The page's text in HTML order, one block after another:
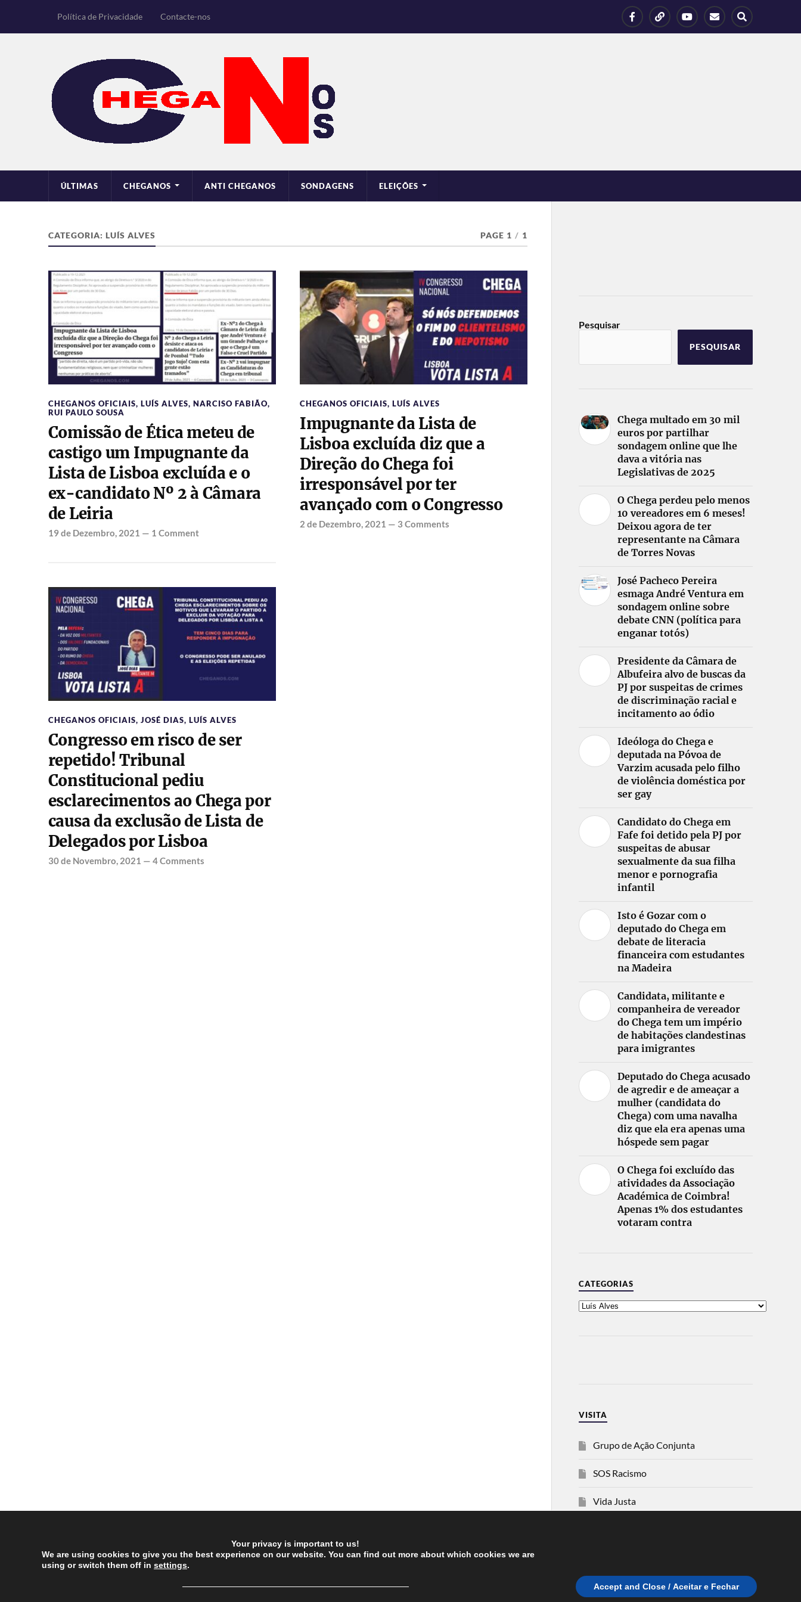
Política de Privacidade Contacte-nos
ÚLTIMAS CHEGANOS ANTI CHEGANOS SONDAGENS ELEIÇÕES
CATEGORIA: LUÍS ALVES PAGE 1 / 1
CHEGANOS OFICIAIS, LUÍS ALVES, NARCISO FABIÃO,
RUI PAULO SOUSA
Comissão de Ética meteu de
castigo um Impugnante da
Lista de Lisboa excluída e o
ex-candidato Nº 2 à Câmara
de Leiria
19 de Dezembro, 2021 — 1 Comment
CHEGANOS OFICIAIS, LUÍS ALVES
Impugnante da Lista de
Lisboa excluída diz que a
Direção do Chega foi
irresponsável por ter
avançado com o Congresso
2 de Dezembro, 2021 — 3 Comments
CHEGANOS OFICIAIS, JOSÉ DIAS, LUÍS ALVES
Congresso em risco de ser
repetido! Tribunal
Constitucional pediu
esclarecimentos ao Chega por
causa da exclusão de Lista de
Delegados por Lisboa
30 de Novembro, 2021 — 4 Comments
Pesquisar
PESQUISAR
Chega multado em 30 mil
euros por partilhar
sondagem online que lhe
dava a vitória nas
Legislativas de 2025
O Chega perdeu pelo menos
10 vereadores em 6 meses!
Deixou agora de ter
representante na Câmara
de Torres Novas
José Pacheco Pereira
esmaga André Ventura em
sondagem online sobre
debate CNN (política para
enganar totós)
Presidente da Câmara de
Albufeira alvo de buscas da
PJ por suspeitas de crimes
de discriminação racial e
incitamento ao ódio
Ideóloga do Chega e
deputada na Póvoa de
Varzim acusada pelo filho
de violência doméstica por
ser gay
Candidato do Chega em
Fafe foi detido pela PJ por
suspeitas de abusar
sexualmente da sua filha
menor e pornografia
infantil
Isto é Gozar com o
deputado do Chega em
debate de literacia
financeira com estudantes
na Madeira
Candidata, militante e
companheira de vereador
do Chega tem um império
de habitações clandestinas
para imigrantes
Deputado do Chega acusado
de agredir e de ameaçar a
mulher (candidata do
Chega) com uma navalha
diz que ela era apenas uma
hóspede sem pagar
O Chega foi excluído das
atividades da Associação
Académica de Coimbra!
Apenas 1% dos estudantes
votaram contra
CATEGORIAS
VISITA
Grupo de Ação Conjunta
SOS Racismo
Vida Justa
Your privacy is important to us!
We are using cookies to give you the best experience on our website. You can find out more about which cookies we are
using or switch them off in settings.
────────────────────────────────────── Accept and Close / Aceitar e Fechar